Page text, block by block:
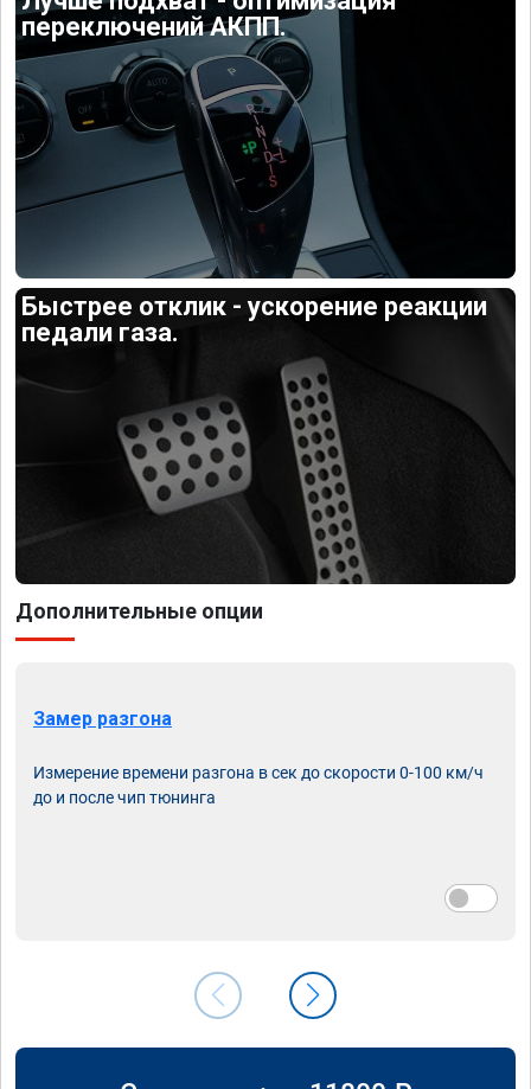
переключений АКПП.
Быстрее отклик - ускорение реакции
педали газа.
Дополнительные опции
Замер разгона
Измерение времени разгона в сек до скорости 0-100 км/ч
до и после чип тюнинга